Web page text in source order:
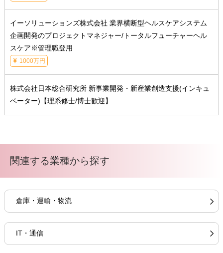
イーソリューションズ株式会社 業界横断型ヘルスケアシステム
企画開発のプロジェクトマネジャー/トータルフューチャーヘル
スケア※管理職登用
1000万円
株式会社日本総合研究所 新事業開発・新産業創造支援(インキュ
ベーター)【理系修士/博士歓迎】
関連する業種から探す
倉庫・運輸・物流
IT・通信